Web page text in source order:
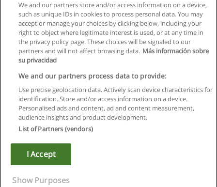
Regras de uso
Privacidade de dados
Copyright © Educaedu Business S.L. - CIF : B-95610580: -
We and our partners store and/or access information on a device,
such as unique IDs in cookies to process personal data. You may
accept or manage your choices by clicking below, including your
right to object where legitimate interest is used, or at any time in
the privacy policy page. These choices will be signaled to our
partners and will not affect browsing data. Más información sobre
su privacidad
We and our partners process data to provide:
Use precise geolocation data. Actively scan device characteristics for
identification. Store and/or access information on a device.
Personalised ads and content, ad and content measurement,
audience insights and product development.
List of Partners (vendors)
I Accept
Show Purposes